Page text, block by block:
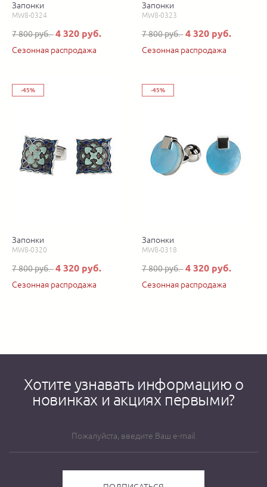
Запонки
MW8-0324
7 800 руб.4 320 руб.
Сезонная распродажа
Запонки
MW8-0323
7 800 руб. 4 320 руб.
Сезонная распродажа
-45%
Запонки
MW8-0320
7 800 руб.4 320 руб.
Сезонная распродажа
-45%
Запонки
MW8-0318
7 800 руб. 4 320 руб.
Сезонная распродажа
Хотите узнавать информацию о
новинках и акциях первыми?